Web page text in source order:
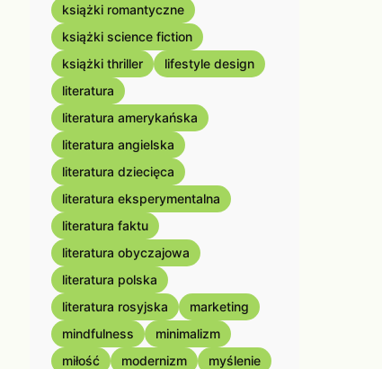
książki romantyczne
książki science fiction
książki thriller
lifestyle design
literatura
literatura amerykańska
literatura angielska
literatura dziecięca
literatura eksperymentalna
literatura faktu
literatura obyczajowa
literatura polska
literatura rosyjska
marketing
mindfulness
minimalizm
miłość
modernizm
myślenie